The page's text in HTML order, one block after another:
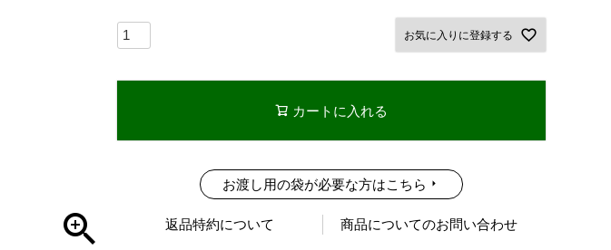
お気に入りに登録する
カートに入れる
お渡し用の袋が必要な方はこちら
返品特約について 商品についてのお問い合わせ